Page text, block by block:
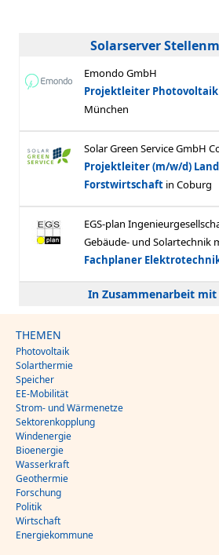
Solarserver
In Zusammenarbeit mit
THEMEN
Photovoltaik
Solarthermie
Speicher
EE-Mobilität
Strom- und Wärmenetze
Sektorenkopplung
Windenergie
Bioenergie
Wasserkraft
Geothermie
Forschung
Politik
Wirtschaft
Energiekommune